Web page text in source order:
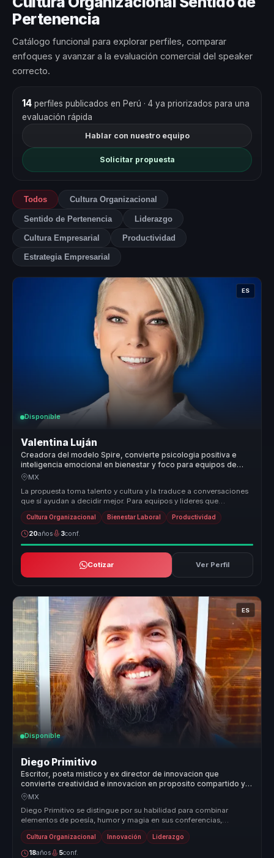
Pertenencia
Catálogo funcional para explorar perfiles, comparar
enfoques y avanzar a la evaluación comercial del speaker
correcto.
14perfiles publicados en Perú · 4 ya priorizados para una
evaluación rápida
Hablar con nuestro equipo
Solicitar propuesta
Todos Cultura Organizacional
Sentido de Pertenencia Liderazgo
Cultura Empresarial Productividad
Estrategia Empresarial
ES
Disponible
Valentina Luján
Creadora del modelo Spire, convierte psicologia positiva e
inteligencia emocional en bienestar y foco para equipos de
trabajo.
MX
La propuesta toma talento y cultura y la traduce a conversaciones
que sí ayudan a decidir mejor. Para equipos y lideres que
necesitan eje...
Cultura Organizacional Bienestar Laboral Productividad
20años 3conf.
Cotizar Ver Perfil
ES
Disponible
Diego Primitivo
Escritor, poeta mistico y ex director de innovacion que
convierte creatividad e innovacion en proposito compartido y
cohesion para organizaciones y equipos.
MX
Diego Primitivo se distingue por su habilidad para combinar
elementos de poesía, humor y magia en sus conferencias,
creando experiencias ...
Cultura Organizacional Innovación Liderazgo
18años 5conf.